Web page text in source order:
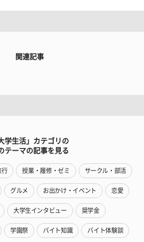
関連記事
学生活」カテゴリの
テーマの記事を見る
行 授業・履修・ゼミ サークル・部活
グルメ お出かけ・イベント 恋愛
大学生インタビュー 奨学金
学園祭 バイト知識 バイト体験談